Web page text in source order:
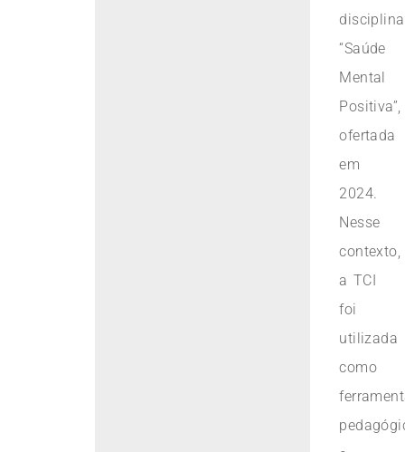
disciplina
“Saúde
Mental
Positiva”,
ofertada
em
2024.
Nesse
contexto,
a TCI
foi
utilizada
como